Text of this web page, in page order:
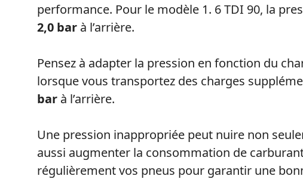
performance. Pour le modèle 1. 6 TDI 90, la
2,0 bar à l’arrière.
Pensez à adapter la pression en fonction du
lorsque vous transportez des charges
bar à l’arrière.
Une pression inappropriée peut nuire non
aussi augmenter la consommation de
régulièrement vos pneus pour garantir une